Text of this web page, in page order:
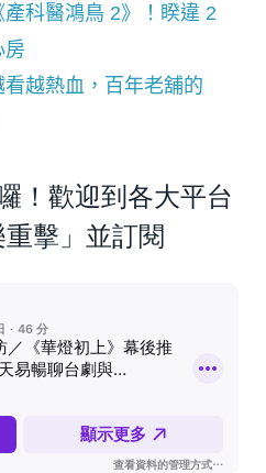
科醫鴻鳥 2》！睽違 2
房
看越熱血，百年老舖的
！歡迎到各大平台
擊」並訂閱